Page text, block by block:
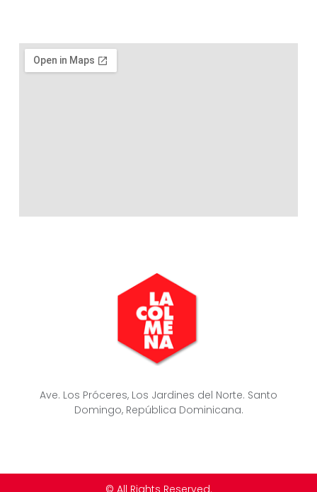
Ave. Los Próceres, Los Jardines del Norte. Santo
Domingo, República Dominicana.